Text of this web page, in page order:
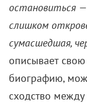
остановиться —
слишком
сумасшедшая,
описывает
биографию,
сходство